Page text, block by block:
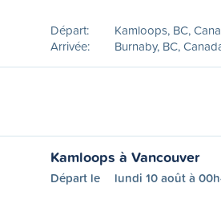
Départ:
Kamloops, BC,
Arrivée:
Burnaby, BC,
Kamloops à Vancouver
Départ le lundi 10 août à